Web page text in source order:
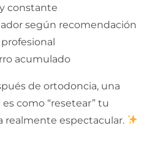
constante
según recomendación
acumulado
de ortodoncia, una
es como “resetear” tu
realmente espectacular.